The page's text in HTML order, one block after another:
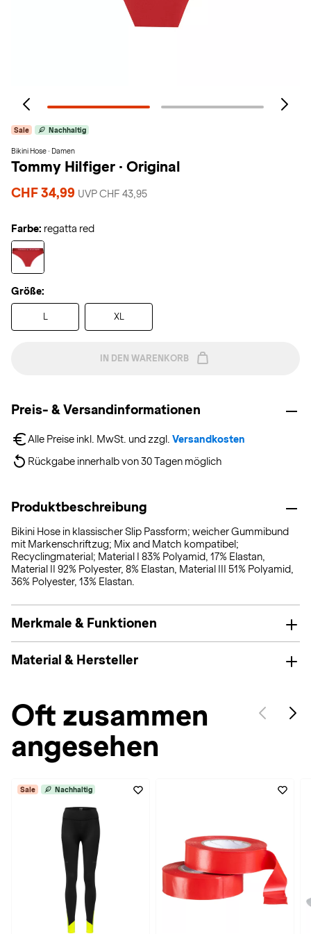
Sale Nachhaltig
Bikini Hose · Damen
Tommy Hilfiger · Original
CHF 34,99 UVP CHF 43,95
Farbe: regatta red
Größe:
L XL
IN DEN WARENKORB
Preis- & Versandinformationen
Alle Preise inkl. MwSt. und zzgl. Versandkosten
Rückgabe innerhalb von 30 Tagen möglich
Produktbeschreibung
Bikini Hose in klassischer Slip Passform; weicher Gummibund
mit Markenschriftzug; Mix and Match kompatibel;
Recyclingmaterial; Material I 83% Polyamid, 17% Elastan,
Material II 92% Polyester, 8% Elastan, Material III 51% Polyamid,
36% Polyester, 13% Elastan.
Merkmale & Funktionen
Material & Hersteller
Oft zusammen
angesehen
Sale Nachhaltig